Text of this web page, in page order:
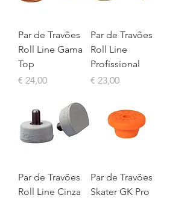
Par de Travões
Roll Line Gama
Top
Preço
€ 24,00
Par de Travões
Roll Line
Profissional
Preço
€ 23,00
Par de Travões
Roll Line Cinza
Par de Travões
Skater GK Pro